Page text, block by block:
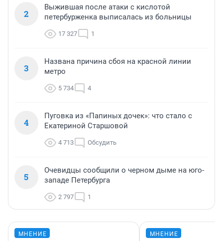
2
Выжившая после атаки с кислотой
петербурженка выписалась из больницы
17 327 1
3
Названа причина сбоя на красной линии
метро
5 734 4
4
Пуговка из «Папиных дочек»: что стало с
Екатериной Старшовой
4 713 Обсудить
5
Очевидцы сообщили о черном дыме на юго-
западе Петербурга
2 797 1
МНЕНИЕ МНЕНИЕ